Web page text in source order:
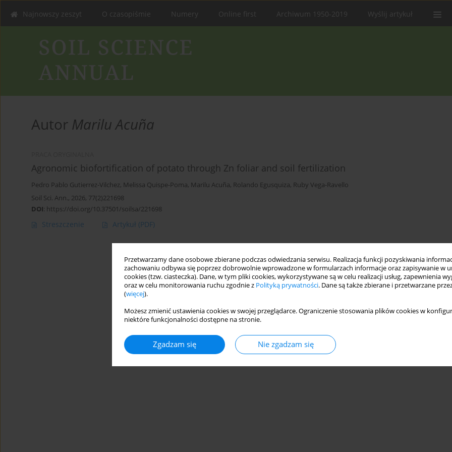
Przetwarzamy dane osobowe zbierane podczas odwiedzania serwisu. Realizacja funkcji pozyskiwania
zachowaniu odbywa się poprzez dobrowolnie wprowadzone w formularzach informacje oraz zapisywanie w
cookies (tzw. ciasteczka). Dane, w tym pliki cookies, wykorzystywane są w celu realizacji usług, zapewnienia
oraz w celu monitorowania ruchu zgodnie z Polityką prywatności. Dane są także zbierane i przetwarzane
(więcej).
Możesz zmienić ustawienia cookies w swojej przeglądarce. Ograniczenie stosowania plików cookies w
niektóre funkcjonalności dostępne na stronie.
Zgadzam się Nie zgadzam się
Najnowszy zeszyt O czasopiśmie Numery Online first Archiwum 1950-2019 Wyślij artykuł
Autor Marilu Acuña
Agronomic biofortification of potato through Zn foliar and soil fertilization
Pedro Pablo Gutierrez-Vilchez, Melissa Quispe-Poma, Marilu Acuña, Rolando Egusquiza, Ruby Vega-Ravello
Soil Sci. Ann., 2026, 77(2)221698
DOI: https://doi.org/10.37501/soilsa/221698
Streszczenie Artykuł (PDF)